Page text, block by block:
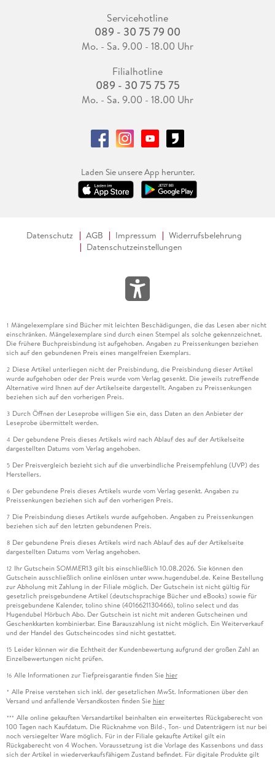
Servicehotline
089 - 30 75 79 00
Mo. - Sa. 9.00 - 18.00 Uhr
Filialhotline
089 - 30 75 75 75
Mo. - Sa. 9.00 - 18.00 Uhr
Laden Sie unsere App herunter.
Datenschutz AGB Impressum
Widerrufsbelehrung
Datenschutzeinstellungen
1 Mängelexemplare sind Bücher mit leichten Beschädigungen, die das Lesen aber nicht
einschränken. Mängelexemplare sind durch einen Stempel als solche gekennzeichnet.
Die frühere Buchpreisbindung ist aufgehoben. Angaben zu Preissenkungen beziehen
sich auf den gebundenen Preis eines mangelfreien Exemplars.
2 Diese Artikel unterliegen nicht der Preisbindung, die Preisbindung dieser Artikel
wurde aufgehoben oder der Preis wurde vom Verlag gesenkt. Die jeweils zutreffende
Alternative wird Ihnen auf der Artikelseite dargestellt. Angaben zu Preissenkungen
beziehen sich auf den vorherigen Preis.
3 Durch Öffnen der Leseprobe willigen Sie ein, dass Daten an den Anbieter der
Leseprobe übermittelt werden.
4 Der gebundene Preis dieses Artikels wird nach Ablauf des auf der Artikelseite
dargestellten Datums vom Verlag angehoben.
5 Der Preisvergleich bezieht sich auf die unverbindliche Preisempfehlung (UVP) des
Herstellers.
6 Der gebundene Preis dieses Artikels wurde vom Verlag gesenkt. Angaben zu
Preissenkungen beziehen sich auf den vorherigen Preis.
7 Die Preisbindung dieses Artikels wurde aufgehoben. Angaben zu Preissenkungen
beziehen sich auf den letzten gebundenen Preis.
8 Der gebundene Preis dieses Artikels wird nach Ablauf des auf der Artikelseite
dargestellten Datums vom Verlag angehoben.
12 Ihr Gutschein SOMMER13 gilt bis einschließlich 10.08.2026. Sie können den
Gutschein ausschließlich online einlösen unter www.hugendubel.de. Keine Bestellung
zur Abholung mit Zahlung in der Filiale möglich. Der Gutschein ist nicht gültig für
gesetzlich preisgebundene Artikel (deutschsprachige Bücher und eBooks) sowie für
preisgebundene Kalender, tolino shine (4016621130466), tolino select und das
Hugendubel Hörbuch Abo. Der Gutschein ist nicht mit anderen Gutscheinen und
Geschenkkarten kombinierbar. Eine Barauszahlung ist nicht möglich. Ein Weiterverkauf
und der Handel des Gutscheincodes sind nicht gestattet.
15 Leider können wir die Echtheit der Kundenbewertung aufgrund der großen Zahl an
Einzelbewertungen nicht prüfen.
16 Alle Informationen zur Tiefpreisgarantie finden Sie hier
* Alle Preise verstehen sich inkl. der gesetzlichen MwSt. Informationen über den
Versand und anfallende Versandkosten finden Sie hier
*** Alle online gekauften Versandartikel beinhalten ein erweitertes Rückgaberecht von
100 Tagen nach Kaufdatum. Die Rücknahme von Bild-, Ton- und Datenträgern ist nur bei
noch versiegelter Ware möglich. Für in der Filiale gekaufte Artikel gilt ein
Rückgaberecht von 4 Wochen. Voraussetzung ist die Vorlage des Kassenbons und dass
sich der Artikel in wiederverkaufsfähigem Zustand befindet. Für digitale Produkte gilt